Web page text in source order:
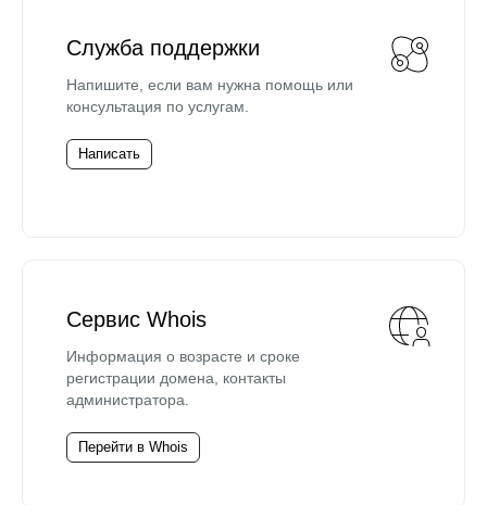
Служба поддержки
Напишите, если вам нужна помощь или
консультация по услугам.
Написать
Сервис Whois
Информация о возрасте и сроке
регистрации домена, контакты
администратора.
Перейти в Whois